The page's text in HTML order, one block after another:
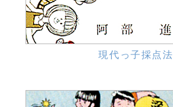
現代っ子採点法